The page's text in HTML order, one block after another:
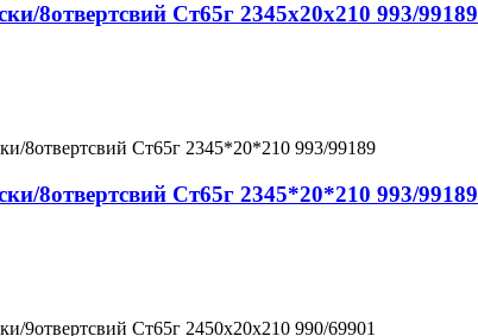
8отвертсвий Ст65г 2345x20x210 993/99189
8отвертсвий Ст65г 2345*20*210 993/99189